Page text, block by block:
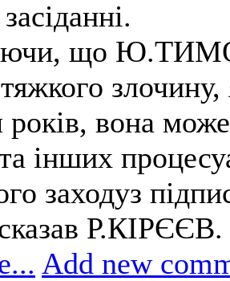
що
років, вона
інших
заходуз
Р.КІРЄЄВ.
Add new